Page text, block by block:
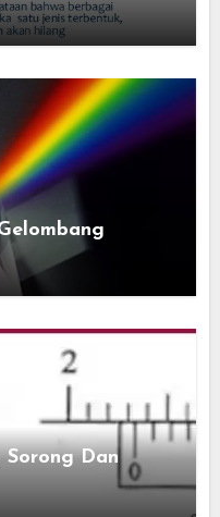
Sorong Dan